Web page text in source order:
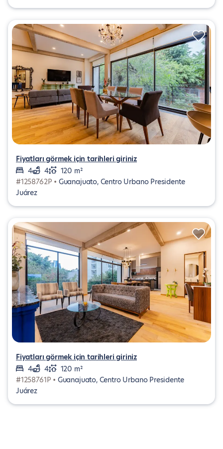
Fiyatları görmek için tarihleri giriniz
4
4
120 m²
#1258762P • Guanajuato, Centro Urbano Presidente
Juárez
Fiyatları görmek için tarihleri giriniz
4
4
120 m²
#1258761P • Guanajuato, Centro Urbano Presidente
Juárez